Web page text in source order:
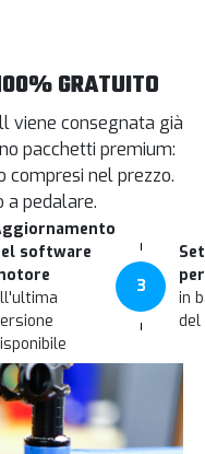
GRATUITO
viene consegnata già
pacchetti premium:
nel prezzo.
a pedalare.
software
3
in
del